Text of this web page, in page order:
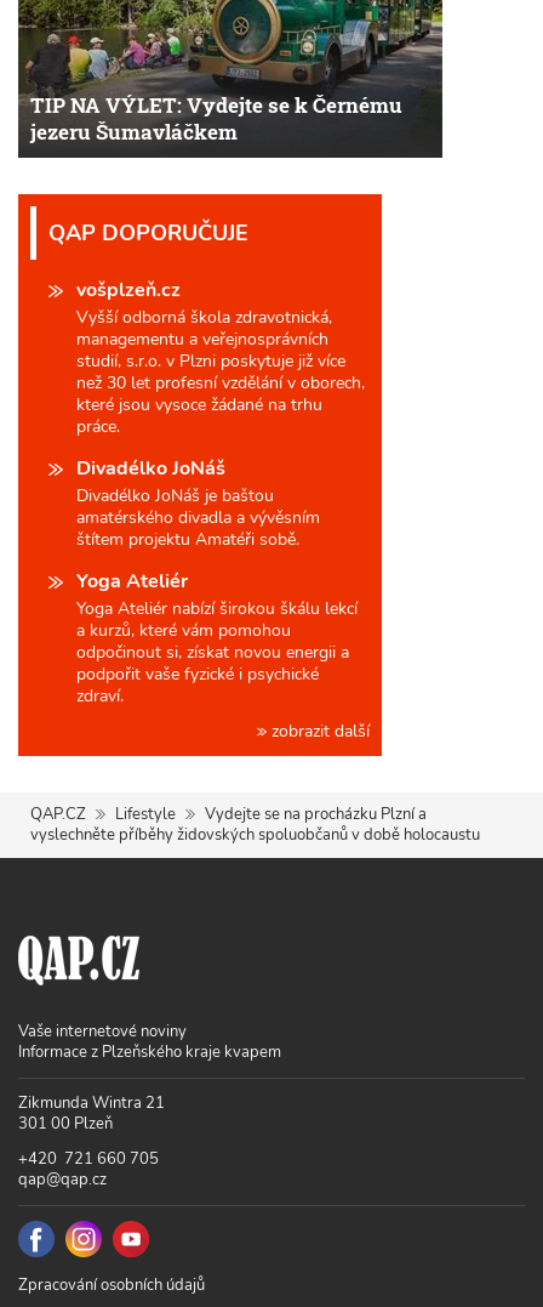
TIP NA VÝLET: Vydejte se k Černému
jezeru Šumavláčkem
QAP DOPORUČUJE
vošplzeň.cz
Vyšší odborná škola zdravotnická,
managementu a veřejnosprávních
studií, s.r.o. v Plzni poskytuje již více
než 30 let profesní vzdělání v oborech,
které jsou vysoce žádané na trhu
práce.
Divadélko JoNáš
Divadélko JoNáš je baštou
amatérského divadla a vývěsním
štítem projektu Amatéři sobě.
Yoga Ateliér
Yoga Ateliér nabízí širokou škálu lekcí
a kurzů, které vám pomohou
odpočinout si, získat novou energii a
podpořit vaše fyzické i psychické
zdraví.
zobrazit další
QAP.CZ Lifestyle
Vydejte se na procházku Plzní a
vyslechněte příběhy židovských spoluobčanů v době holocaustu
Vaše internetové noviny
Informace z Plzeňského kraje kvapem
Zikmunda Wintra 21
301 00 Plzeň
+420 721 660 705
qap@qap.cz
Zpracování osobních údajů